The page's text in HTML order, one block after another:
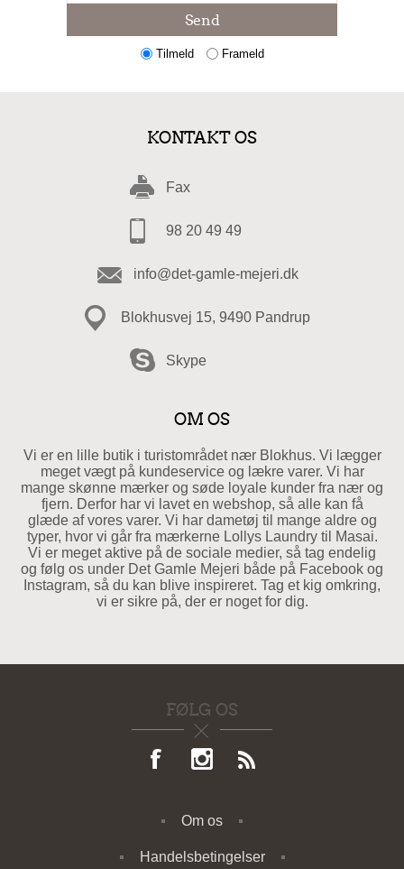
Send
Tilmeld Frameld
KONTAKT OS
Fax
98 20 49 49
info@det-gamle-mejeri.dk
Blokhusvej 15, 9490 Pandrup
Skype
OM OS
Vi er en lille butik i turistområdet nær Blokhus. Vi lægger
meget vægt på kundeservice og lækre varer. Vi har
mange skønne mærker og søde loyale kunder fra nær og
fjern. Derfor har vi lavet en webshop, så alle kan få
glæde af vores varer. Vi har dametøj til mange aldre og
typer, hvor vi går fra mærkerne Lollys Laundry til Masai.
Vi er meget aktive på de sociale medier, så tag endelig
og følg os under Det Gamle Mejeri både på Facebook og
Instagram, så du kan blive inspireret. Tag et kig omkring,
vi er sikre på, der er noget for dig.
FØLG OS
Om os
Handelsbetingelser